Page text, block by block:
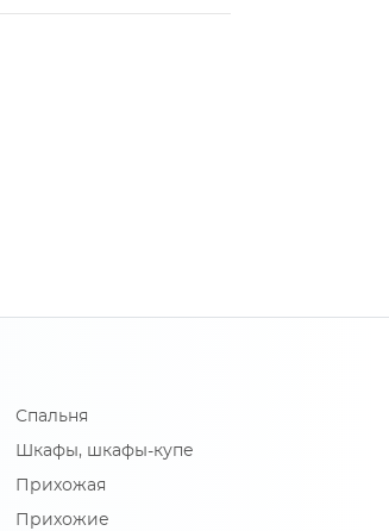
Спальня
Шкафы, шкафы-купе
Прихожая
Прихожие